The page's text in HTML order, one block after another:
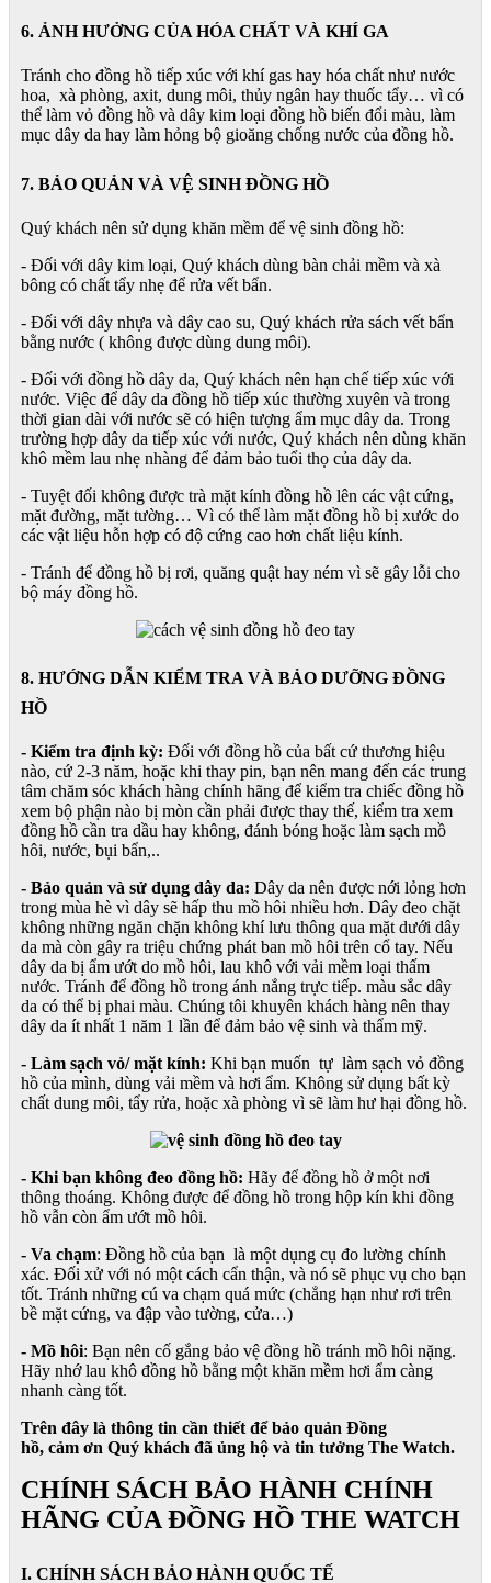
6. ẢNH HƯỞNG CỦA HÓA CHẤT VÀ KHÍ GA
Tránh cho đồng hồ tiếp xúc với khí gas hay hóa chất như nước
hoa, xà phòng, axit, dung môi, thủy ngân hay thuốc tẩy… vì có
thể làm vỏ đồng hồ và dây kim loại đồng hồ biến đổi màu, làm
mục dây da hay làm hỏng bộ gioăng chống nước của đồng hồ.
7. BẢO QUẢN VÀ VỆ SINH ĐỒNG HỒ
Quý khách nên sử dụng khăn mềm để vệ sinh đồng hồ:
- Đối với dây kim loại, Quý khách dùng bàn chải mềm và xà
bông có chất tẩy nhẹ để rửa vết bẩn.
- Đối với dây nhựa và dây cao su, Quý khách rửa sách vết bẩn
bằng nước ( không được dùng dung môi).
- Đối với đồng hồ dây da, Quý khách nên hạn chế tiếp xúc với
nước. Việc để dây da đồng hồ tiếp xúc thường xuyên và trong
thời gian dài với nước sẽ có hiện tượng ẩm mục dây da. Trong
trường hợp dây da tiếp xúc với nước, Quý khách nên dùng khăn
khô mềm lau nhẹ nhàng để đảm bảo tuổi thọ của dây da.
- Tuyệt đối không được trà mặt kính đồng hồ lên các vật cứng,
mặt đường, mặt tường… Vì có thể làm mặt đồng hồ bị xước do
các vật liệu hỗn hợp có độ cứng cao hơn chất liệu kính.
- Tránh để đồng hồ bị rơi, quăng quật hay ném vì sẽ gây lỗi cho
bộ máy đồng hồ.
8. HƯỚNG DẪN KIỂM TRA VÀ BẢO DƯỠNG ĐỒNG
HỒ
- Kiểm tra định kỳ: Đối với đồng hồ của bất cứ thương hiệu
nào, cứ 2-3 năm, hoặc khi thay pin, bạn nên mang đến các trung
tâm chăm sóc khách hàng chính hãng để kiểm tra chiếc đồng hồ
xem bộ phận nào bị mòn cần phải được thay thế, kiểm tra xem
đồng hồ cần tra dầu hay không, đánh bóng hoặc làm sạch mồ
hôi, nước, bụi bẩn,..
- Bảo quản và sử dụng dây da: Dây da nên được nới lỏng hơn
trong mùa hè vì dây sẽ hấp thu mồ hôi nhiều hơn. Dây đeo chặt
không những ngăn chặn không khí lưu thông qua mặt dưới dây
da mà còn gây ra triệu chứng phát ban mồ hôi trên cổ tay. Nếu
dây da bị ẩm ướt do mồ hôi, lau khô với vải mềm loại thấm
nước. Tránh để đồng hồ trong ánh nắng trực tiếp. màu sắc dây
da có thể bị phai màu. Chúng tôi khuyên khách hàng nên thay
dây da ít nhất 1 năm 1 lần để đảm bảo vệ sinh và thẩm mỹ.
- Làm sạch vỏ/ mặt kính: Khi bạn muốn tự làm sạch vỏ đồng
hồ của mình, dùng vải mềm và hơi ẩm. Không sử dụng bất kỳ
chất dung môi, tẩy rửa, hoặc xà phòng vì sẽ làm hư hại đồng hồ.
- Khi bạn không đeo đồng hồ: Hãy để đồng hồ ở một nơi
thông thoáng. Không được để đồng hồ trong hộp kín khi đồng
hồ vẫn còn ẩm ướt mồ hôi.
- Va chạm: Đồng hồ của bạn là một dụng cụ đo lường chính
xác. Đối xử với nó một cách cẩn thận, và nó sẽ phục vụ cho bạn
tốt. Tránh những cú va chạm quá mức (chẳng hạn như rơi trên
bề mặt cứng, va đập vào tường, cửa…)
- Mồ hôi: Bạn nên cố gắng bảo vệ đồng hồ tránh mồ hôi nặng.
Hãy nhớ lau khô đồng hồ bằng một khăn mềm hơi ẩm càng
nhanh càng tốt.
Trên đây là thông tin cần thiết để bảo quản Đồng
hồ, cảm ơn Quý khách đã ủng hộ và tin tưởng The Watch.
CHÍNH SÁCH BẢO HÀNH CHÍNH
HÃNG CỦA ĐỒNG HỒ THE WATCH
I. CHÍNH SÁCH BẢO HÀNH QUỐC TẾ